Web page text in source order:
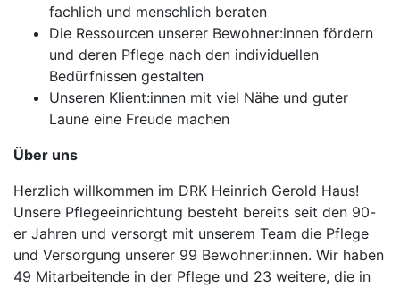
fachlich und menschlich beraten
Die Ressourcen unserer Bewohner:innen fördern
und deren Pflege nach den individuellen
Bedürfnissen gestalten
Unseren Klient:innen mit viel Nähe und guter
Laune eine Freude machen
Über uns
Herzlich willkommen im DRK Heinrich Gerold Haus!
Unsere Pflegeeinrichtung besteht bereits seit den 90-
er Jahren und versorgt mit unserem Team die Pflege
und Versorgung unserer 99 Bewohner:innen. Wir haben
49 Mitarbeitende in der Pflege und 23 weitere, die in